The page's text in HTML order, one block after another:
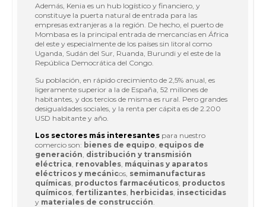
Además, Kenia es un hub logístico y financiero, y
constituye la puerta natural de entrada para las
empresas extranjeras a la región. De hecho, el puerto de
Mombasa es la principal entrada de mercancías en África
del este y especialmente de los países sin litoral como
Uganda, Sudán del Sur, Ruanda, Burundi y el este de la
República Democrática del Congo.
Su población, en rápido crecimiento de 2,5% anual, es
ligeramente superior a la de España, 52 millones de
habitantes, y dos tercios de misma es rural. Pero grandes
desigualdades sociales, y la renta per cápita es de 2.200
USD habitante y año.
Los sectores más interesantes para nuestro
comercio son: bienes de equipo equipos de
generación distribución y transmisión
eléctrica renovables máquinas y aparatos
eléctricos y mecánicos, semimanufacturas
químicas productos farmacéuticos productos
químicos fertilizantes herbicidas insecticidas
y materiales de construcción